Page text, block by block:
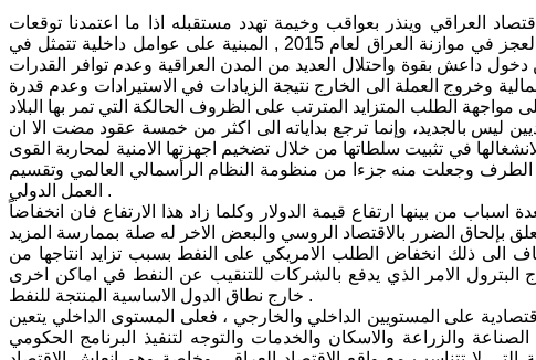
العراقي وينذر بعواقب وخيمة تهدد مستقبله اذا ما اعتمدنا توقعات
صندوق النقد الدولي في مجال انكماش الاقتصاد العراقي وأثارها على زيادة العجز في موازنة العراق لعام 2015 , المبنية على عوامل داخلية تتمثل في
دخول داعش بقوة واحتلال العديد من المدن العراقية وعدم توافر القدرات
وخروج العملة الى الخارج نتيجة الزيادات في الاستيرادات وعدم قدرة
ليس بالجديد، وإنما ترجع بداياته الى اكثر من خمسة عقود مضت الا ان
في تثبيت سلطاتها من خلال تضخيم اجهزتها الامنية لمحاربة القوى
الطرف وجعلت منه جزءا من منظومة النظام الرأسمالي العالمي وتقسيم
العمل الدولي .
من بينها ارتفاع قيمة الدولار وكلما زاد هذا الارتفاع فان انخفاضاً
بإلحاق الضرر بالاقتصاد الروسي والبعض الاخر له صلة بممارسة المزيد
ذلك انخفاض الطلب الامريكي على النفط بسبب تزايد انتاجها من
البترول الامر الذي يدفع بالشركات للتنقيب عن النفط في اماكن اخرى
خارج نطاق الدول الاساسية المنتجة للنفط .
على المستويين الداخلي والخارجي ، فعلى المستوى الداخلي يتعين
والزراعة والاسكان والخدمات والتوجه لتنفيذ البرنامج الحكومي